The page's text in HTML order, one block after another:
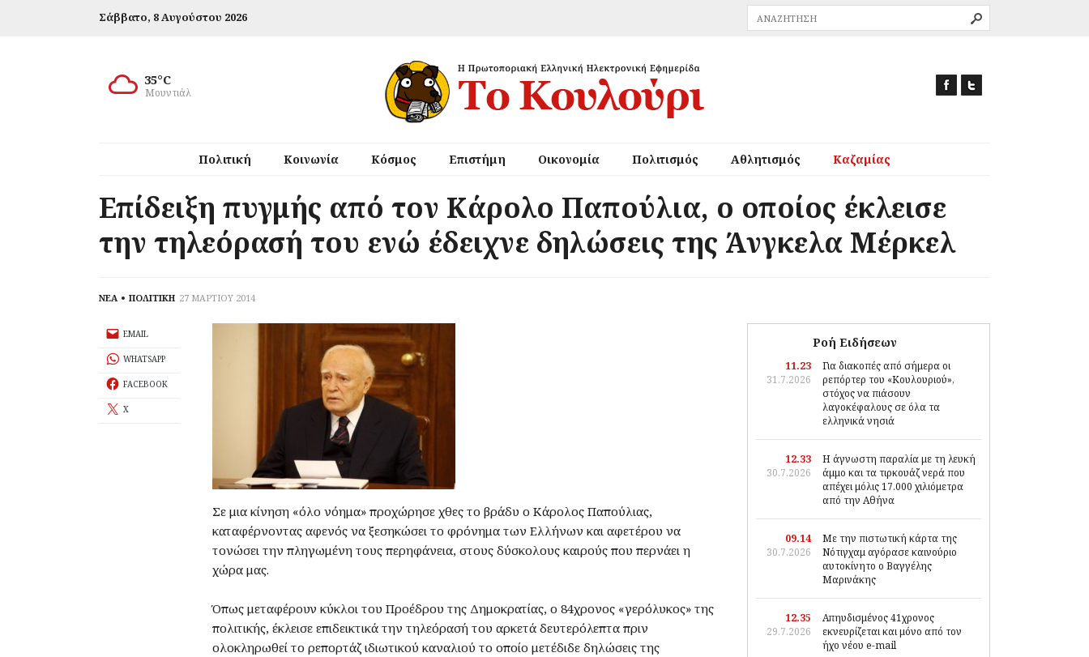
Μουντιάλ
35°C
Σάββατο, 8 Αυγούστου 2026
Πολιτική Κοινωνία Κόσμος Επιστήμη Οικονομία Πολιτισμός Αθλητισμός Καζαμίας
Επίδειξη πυγμής από τον Κάρολο Παπούλια, ο οποίος έκλεισε
την τηλεόρασή του ενώ έδειχνε δηλώσεις της Άνγκελα Μέρκελ
ΝΕΑ ΠΟΛΙΤΙΚΗ 27 ΜΑΡΤΙΟΥ 2014
Σε μια κίνηση «όλο νόημα» προχώρησε χθες το βράδυ ο Κάρολος Παπούλιας,
καταφέρνοντας αφενός να ξεσηκώσει το φρόνημα των Ελλήνων και αφετέρου να
τονώσει την πληγωμένη τους περηφάνεια, στους δύσκολους καιρούς που περνάει η
χώρα μας.
Όπως μεταφέρουν κύκλοι του Προέδρου της Δημοκρατίας, ο 84χρονος «γερόλυκος» της
πολιτικής, έκλεισε επιδεικτικά την τηλεόρασή του αρκετά δευτερόλεπτα πριν
ολοκληρωθεί το ρεπορτάζ ιδιωτικού καναλιού το οποίο μετέδιδε δηλώσεις της
EMAIL
WHATSAPP
FACEBOOK
X
Ροή Ειδήσεων
11.23
31.7.2026
Για διακοπές από σήμερα οι
ρεπόρτερ του «Κουλουριού»,
στόχος να πιάσουν
λαγοκέφαλους σε όλα τα
ελληνικά νησιά
12.33
30.7.2026
Η άγνωστη παραλία με τη λευκή
άμμο και τα τιρκουάζ νερά που
απέχει μόλις 17.000 χιλιόμετρα
από την Αθήνα
09.14
30.7.2026
Με την πιστωτική κάρτα της
Νότιγχαμ αγόρασε καινούριο
αυτοκίνητο ο Βαγγέλης
Μαρινάκης
12.35
29.7.2026
Απηυδισμένος 41χρονος
εκνευρίζεται και μόνο από τον
ήχο νέου e-mail